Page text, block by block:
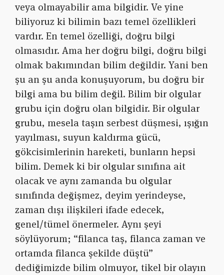
veya olmayabilir ama bilgidir. Ve yine
biliyoruz ki bilimin bazı temel özellikleri
vardır. En temel özelliği, doğru bilgi
olmasıdır. Ama her doğru bilgi, doğru bilgi
olmak bakımından bilim değildir. Yani ben
şu an şu anda konuşuyorum, bu doğru bir
bilgi ama bu bilim değil. Bilim bir olgular
grubu için doğru olan bilgidir. Bir olgular
grubu, mesela taşın serbest düşmesi, ışığın
yayılması, suyun kaldırma gücü,
gökcisimlerinin hareketi, bunların hepsi
bilim. Demek ki bir olgular sınıfına ait
olacak ve aynı zamanda bu olgular
sınıfında değişmez, deyim yerindeyse,
zaman dışı ilişkileri ifade edecek,
genel/tümel önermeler. Aynı şeyi
söylüyorum; “filanca taş, filanca zaman ve
ortamda filanca şekilde düştü”
dediğimizde bilim olmuyor, tikel bir olayın